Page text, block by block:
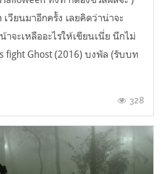
วียนมาอีกครั้ง เลยคิดว่าน่าจะ
จะเหลืออะไรให้เขียนเนี่ย นึกไม่
fight Ghost (2016) บงพัล (รับบท
328